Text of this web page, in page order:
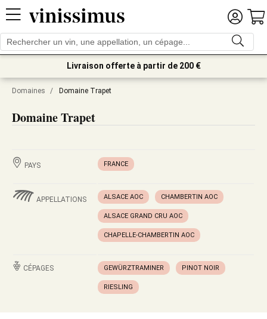
Livraison offerte à partir de 200 €
Domaines / Domaine Trapet
Domaine Trapet
PAYS FRANCE
APPELLATIONS ALSACE AOC CHAMBERTIN AOC
ALSACE GRAND CRU AOC
CHAPELLE-CHAMBERTIN AOC
CÉPAGES GEWÜRZTRAMINER PINOT NOIR
RIESLING